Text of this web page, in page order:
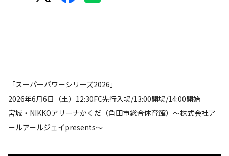
「スーパーパワーシリーズ2026」
2026年6月6日（土）12:30FC先行入場/13:00開場/14:00開始
宮城・NIKKOアリーナかくだ（角田市総合体育館）～株式会社ア
ールアールジェイpresents～